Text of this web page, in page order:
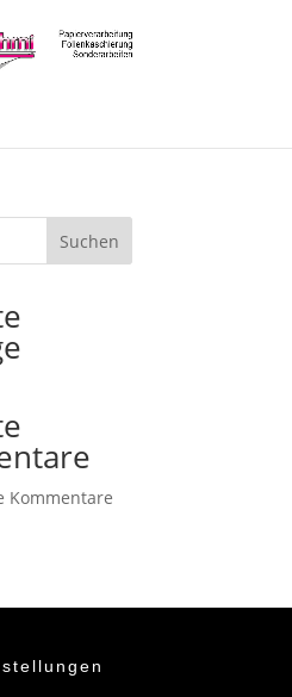
Suchen
Kommentare